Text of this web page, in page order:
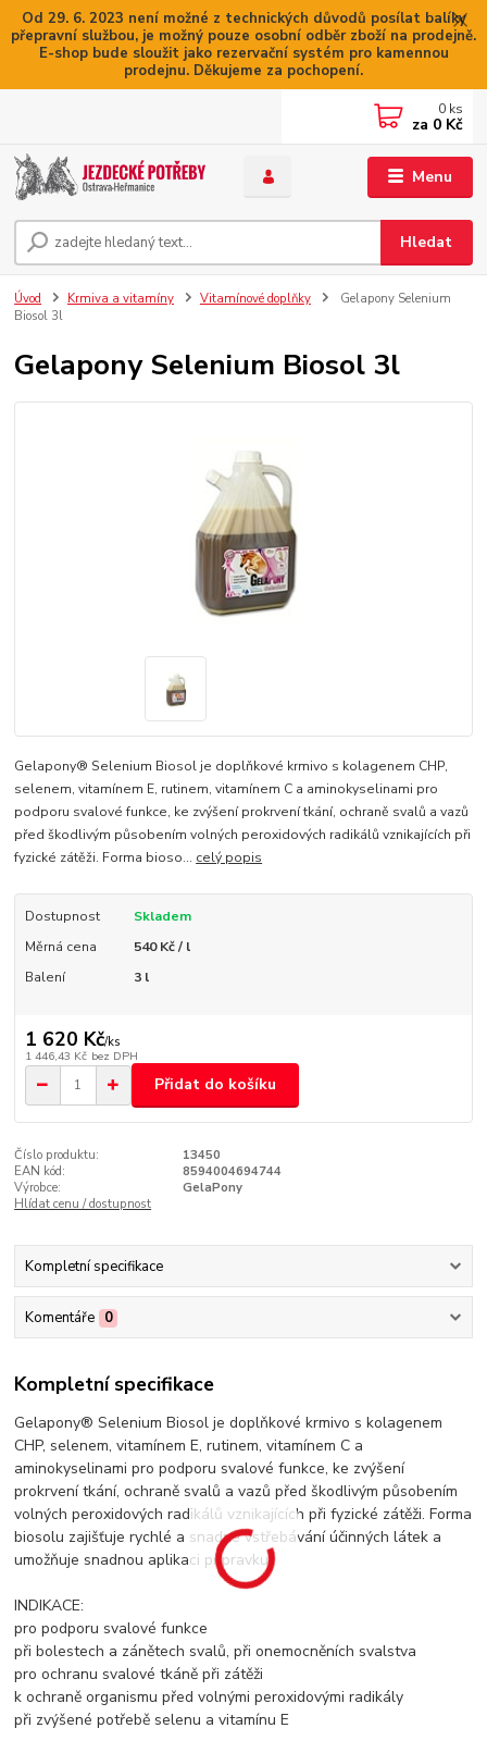
Od 29. 6. 2023 není možné z technických důvodů posílat balíky
přepravní službou, je možný pouze osobní odběr zboží na prodejně.
E-shop bude sloužit jako rezervační systém pro kamennou
prodejnu. Děkujeme za pochopení.
Menu
Hledat
0 ks
za 0 Kč
Úvod Krmiva a vitamíny Vitamínové doplňky
Gelapony Selenium
Biosol 3l
Gelapony Selenium Biosol 3l
Gelapony® Selenium Biosol je doplňkové krmivo s kolagenem CHP,
selenem, vitamínem E, rutinem, vitamínem C a aminokyselinami pro
podporu svalové funkce, ke zvýšení prokrvení tkání, ochraně svalů a vazů
před škodlivým působením volných peroxidových radikálů vznikajících při
fyzické zátěži. Forma bioso... celý popis
Dostupnost
Skladem
Měrná cena
540 Kč / l
Balení
3 l
1 620 Kč/ks
1 446,43 Kč bez DPH
Přidat do košíku
Číslo produktu:
13450
EAN kód:
8594004694744
Výrobce:
GelaPony
Hlídat cenu / dostupnost
Kompletní specifikace
Komentáře 0
Kompletní specifikace
Gelapony® Selenium Biosol je doplňkové krmivo s kolagenem
CHP, selenem, vitamínem E, rutinem, vitamínem C a
aminokyselinami pro podporu svalové funkce, ke zvýšení
prokrvení tkání, ochraně svalů a vazů před škodlivým působením
volných peroxidových radikálů vznikajících při fyzické zátěži. Forma
biosolu zajišťuje rychlé a snadné vstřebávání účinných látek a
umožňuje snadnou aplikaci přípravku.
INDIKACE:
pro podporu svalové funkce
při bolestech a zánětech svalů, při onemocněních svalstva
pro ochranu svalové tkáně při zátěži
k ochraně organismu před volnými peroxidovými radikály
při zvýšené potřebě selenu a vitamínu E